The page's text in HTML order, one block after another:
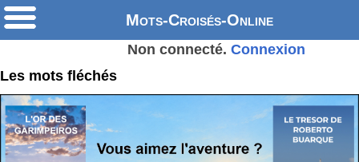
Mots-Croisés-Online
Non connecté. Connexion
Les mots fléchés